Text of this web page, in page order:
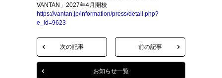
VANTAN」2027年4月開校
https://vantan.jp/information/press/detail.php?
e_id=9623
次の記事 前の記事
お知らせ一覧